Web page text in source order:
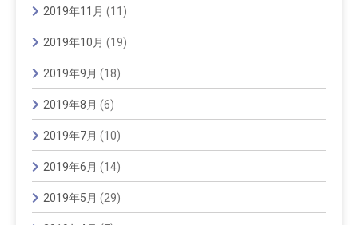
2019年11月 (11)
2019年10月 (19)
2019年9月 (18)
2019年8月 (6)
2019年7月 (10)
2019年6月 (14)
2019年5月 (29)